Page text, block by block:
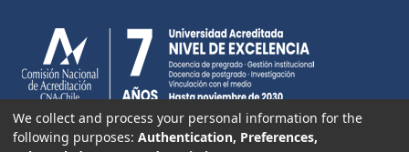
We collect and process your personal information for the
following purposes: Authentication, Preferences,